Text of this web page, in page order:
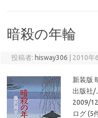
暗殺の年輪
投稿者: hisway306 2010年
新装版
出版社/
2009/
ログ (5